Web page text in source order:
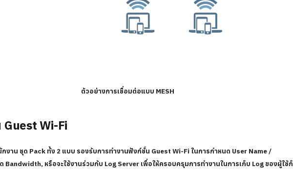
ตัวอย่างการเชื่อมต่อแบบ MESH
Guest Wi-Fi
งาน ชุด Pack ทั้ง 2 แบบ รองรับการทำงานฟังก์ชั่น Guest Wi-Fi ในการกำหนด User Name /
Bandwidth, หรือจะใช้งานร่วมกับ Log Server เพื่อให้ครอบครุมการทำงานในการเก็บ Log ของผู้ใช้ก็